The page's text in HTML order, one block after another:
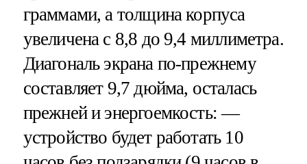
граммами, а толщина корпуса
увеличена с 8,8 до 9,4 миллиметра.
Диагональ экрана по-прежнему
составляет 9,7 дюйма, осталась
прежней и энергоемкость: —
устройство будет работать 10